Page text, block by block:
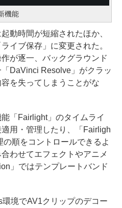
機能
動時間が短縮されたほか、
イブ保存」に変更された。
が逐一、バックグラウンド
DaVinci Resolve」がクラッ
を失ってしまうことがな
「Fairlight」のタイムライ
用・管理したり、「Fairligh
順をコントロールできるよ
わせてエフェクトやアニメ
」ではテンプレートバンド
境でAV1クリップのデコー